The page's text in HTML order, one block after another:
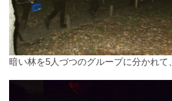
暗い林を5人づつのグループに分かれ